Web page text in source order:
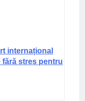
internațional
fără stres pentru